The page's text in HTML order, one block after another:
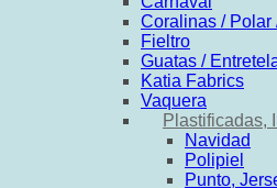
Coralinas / Polar
Fieltro
Guatas /
Katia Fabrics
Vaquera
Plastificadas,
Navidad
Polipiel
Punto,